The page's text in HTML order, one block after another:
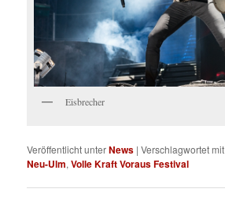
Eisbrecher
Veröffentlicht unterNews |Verschlagwortet mit
Neu-Ulm,Volle Kraft Voraus Festival